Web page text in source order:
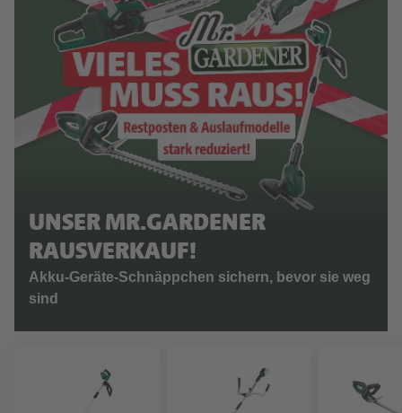
UNSER MR.GARDENER
RAUSVERKAUF!
Akku-Geräte-Schnäppchen sichern, bevor sie weg
sind